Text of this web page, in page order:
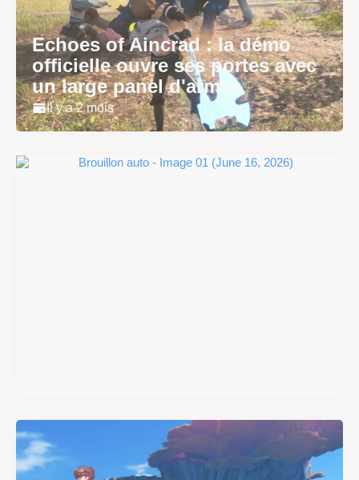
Echoes of Aincrad : la démo
officielle ouvre ses portes avec
un large panel d'armes
Il y a 2 mois